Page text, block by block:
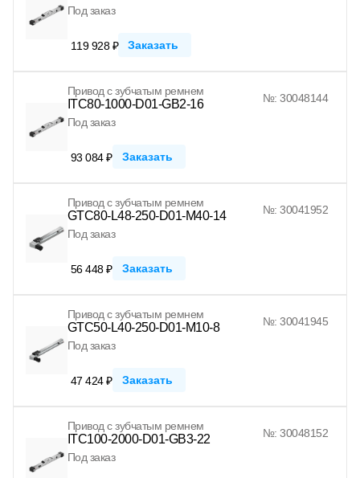
Под заказ
119 928 ₽ Заказать
Привод с зубчатым ремнем
ITC80-1000-D01-GB2-16
№: 30048144
Под заказ
93 084 ₽ Заказать
Привод с зубчатым ремнем
GTC80-L48-250-D01-M40-14
№: 30041952
Под заказ
56 448 ₽ Заказать
Привод с зубчатым ремнем
GTC50-L40-250-D01-M10-8
№: 30041945
Под заказ
47 424 ₽ Заказать
Привод с зубчатым ремнем
ITC100-2000-D01-GB3-22
№: 30048152
Под заказ